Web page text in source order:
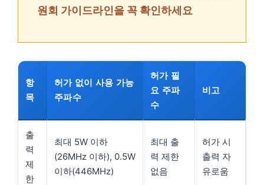
원회 가이드라인을 꼭 확인하세요
항
목
허가 없이 사용 가능
주파수
허가 필
요 주파
수
비고
출
력
제
한
최대 5W 이하
(26MHz 이하), 0.5W
이하(446MHz)
최대 출
력 제한
없음
허가 시
출력 자
유로움